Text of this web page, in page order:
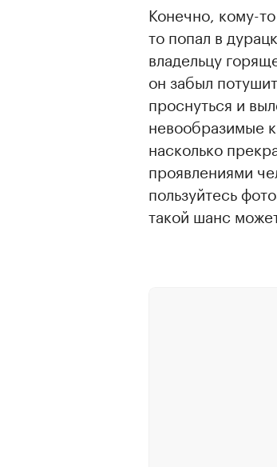
Конечно, кому-
то попал в
владельцу
он забыл
проснуться и
невообразимые
насколько
проявлениями
пользуйтесь
такой шанс